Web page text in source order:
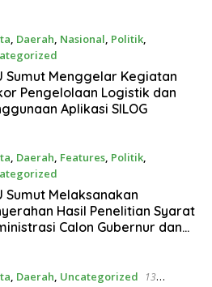
, Daerah, Nasional, Politik,
2024
Sumut Menggelar Kegiatan
Pengelolaan Logistik dan
Aplikasi SILOG
, Daerah, Features, Politik,
2024
Sumut Melaksanakan
Hasil Penelitian Syarat
Calon Gubernur dan
, Daerah, Uncategorized
13